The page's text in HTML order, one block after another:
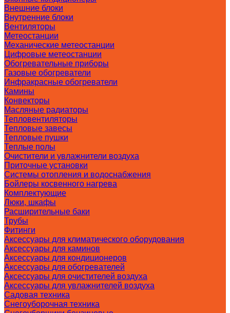
Внешние блоки
Внутренние блоки
Вентиляторы
Метеостанции
Механические метеостанции
Цифровые метеостанции
Обогревательные приборы
Газовые обогреватели
Инфракрасные обогреватели
Камины
Конвекторы
Масляные радиаторы
Тепловентиляторы
Тепловые завесы
Тепловые пушки
Теплые полы
Очистители и увлажнители воздуха
Приточные установки
Системы отопления и водоснабжения
Бойлеры косвенного нагрева
Комплектующие
Люки, шкафы
Расширительные баки
Трубы
Фитинги
Аксессуары для климатического оборудования
Аксессуары для каминов
Аксессуары для кондиционеров
Аксессуары для обогревателей
Аксессуары для очистителей воздуха
Аксессуары для увлажнителей воздуха
Садовая техника
Снегоуборочная техника